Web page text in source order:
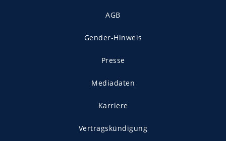
AGB
Gender-Hinweis
Presse
Mediadaten
Karriere
Vertragskündigung